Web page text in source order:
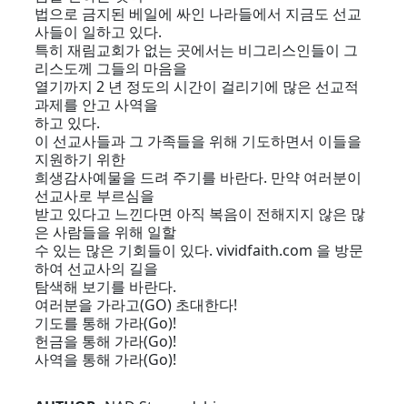
법으로 금지된 베일에 싸인 나라들에서 지금도 선교
사들이 일하고 있다.
특히 재림교회가 없는 곳에서는 비그리스인들이 그
리스도께 그들의 마음을
열기까지 2 년 정도의 시간이 걸리기에 많은 선교적
과제를 안고 사역을
하고 있다.
이 선교사들과 그 가족들을 위해 기도하면서 이들을
지원하기 위한
희생감사예물을 드려 주기를 바란다. 만약 여러분이
선교사로 부르심을
받고 있다고 느낀다면 아직 복음이 전해지지 않은 많
은 사람들을 위해 일할
수 있는 많은 기회들이 있다. vividfaith.com 을 방문
하여 선교사의 길을
탐색해 보기를 바란다.
여러분을 가라고(GO) 초대한다!
기도를 통해 가라(Go)!
헌금을 통해 가라(Go)!
사역을 통해 가라(Go)!